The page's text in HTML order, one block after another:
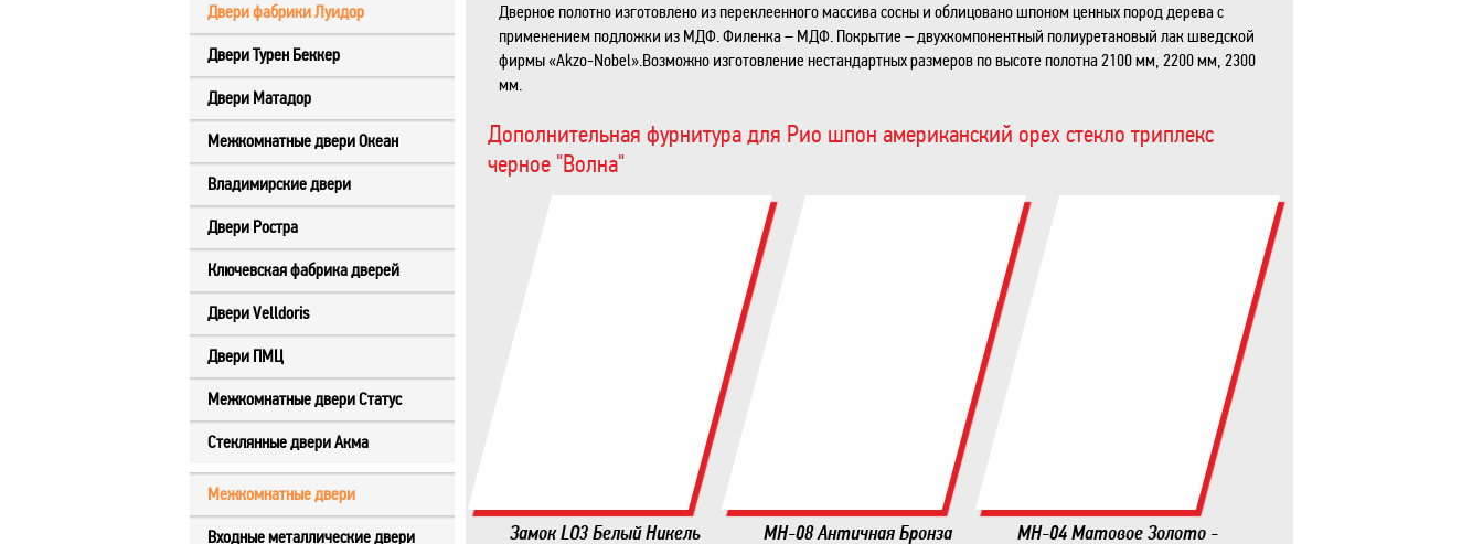
Двери фабрики Луидор
Двери Турен Беккер
Двери Матадор
Межкомнатные двери Океан
Владимирские двери
Двери Ростра
Ключевская фабрика дверей
Двери Velldoris
Двери ПМЦ
Межкомнатные двери Статус
Стеклянные двери Акма
Межкомнатные двери
Входные металлические двери
Дверное полотно изготовлено из переклеенного массива сосны и облицовано шпоном ценных пород дерева с
применением подложки из МДФ. Филенка – МДФ. Покрытие – двухкомпонентный полиуретановый лак шведской
фирмы «Akzo-Nobel».Возможно изготовление нестандартных размеров по высоте полотна 2100 мм, 2200 мм, 2300
мм.
Дополнительная фурнитура для Рио шпон американский орех стекло триплекс
черное "Волна"
Замок LO3 Белый Никель MH-08 Античная Бронза MH-04 Матовое Золото -